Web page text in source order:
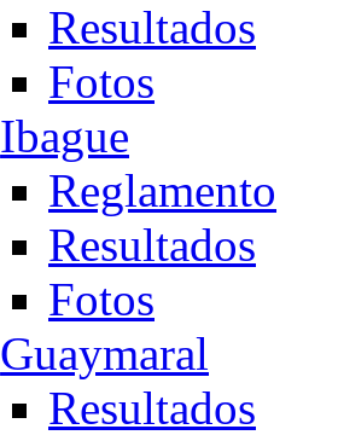
Resultados
Fotos
Ibague
Reglamento
Resultados
Fotos
Guaymaral
Resultados